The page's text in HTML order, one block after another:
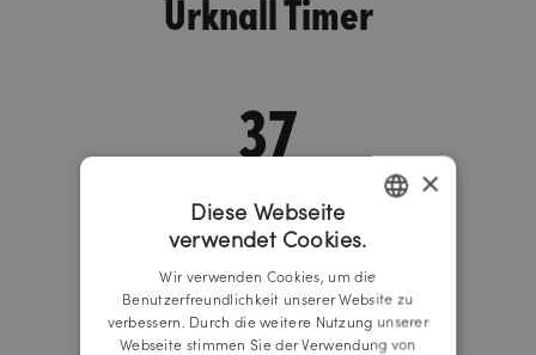
37
340
days
GERMAN
×
Diese Webseite
verwendet Cookies.
Wir verwenden Cookies, um die
Benutzerfreundlichkeit unserer Website zu
verbessern. Durch die weitere Nutzung unserer
Webseite stimmen Sie der Verwendung von